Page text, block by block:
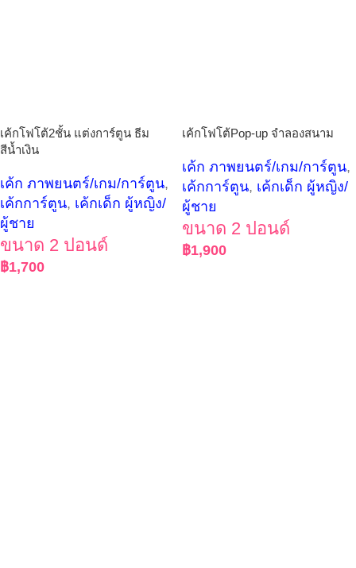
เค้กโฟโต้2ชั้น แต่งการ์ตูน ธีม
สีน้ำเงิน
เค้ก ภาพยนตร์/เกม/การ์ตูน,
เค้กการ์ตูน, เค้กเด็ก ผู้หญิง/
ผู้ชาย
ขนาด 2 ปอนด์
฿1,700
เค้กโฟโต้Pop-up จำลองสนาม
เค้ก ภาพยนตร์/เกม/การ์ตูน,
เค้กการ์ตูน, เค้กเด็ก ผู้หญิง/
ผู้ชาย
ขนาด 2 ปอนด์
฿1,900